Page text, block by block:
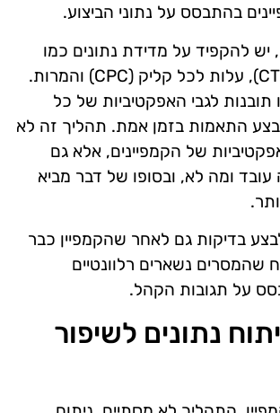
בהתבסס על נתוני הביצוע.
להקפיד על מדידת נתונים כמו
שיעור קליקים (CTR), עלות לכל קליק (CPC) והמרות.
תובנות לגבי האפקטיביות של כל
התאמות בזמן אמת. תהליך זה לא
של הקמפיינים, אלא גם
ומה לא, ובסופו של דבר מביא
בדיקות גם לאחר שהקמפיין כבר
שהמסרים נשארים רלוונטיים
על תגובות הקהל.
נתונים לשיפור